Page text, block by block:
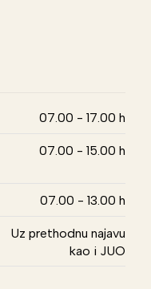
07.00 - 17.00 h
07.00 - 15.00 h
07.00 - 13.00 h
Uz prethodnu najavu
kao i JUO